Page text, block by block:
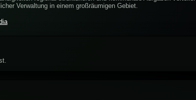
Verwaltung in einem großräumigen Gebiet.